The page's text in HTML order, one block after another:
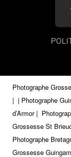
Photographe
| | Photographe
d’Armor |
Grossesse St
Photographe
Grossesse